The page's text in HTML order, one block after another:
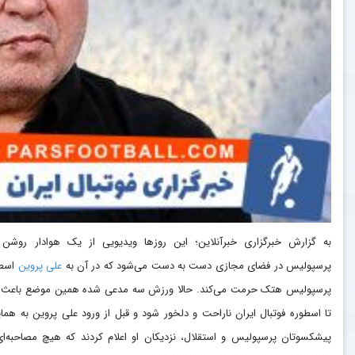
به گزارش خبرگزاری خبرآنلاین؛ این روزها ویدیویی از یک هوادار
پرسپولیس در فضای مجازی دست به دست می‌شود که در آن به علی پروین
پرسپولیس هتک حرمت می‌کند. حالا ورزش سه مدعی شده همین موضع
تا اسطوره فوتبال ایران ناراحت و دلخور شود و قبل از ورود علی پروین به
پیشکسوتان پرسپولیس و استقلال، نزدیکان او اعلام کردند که هیچ